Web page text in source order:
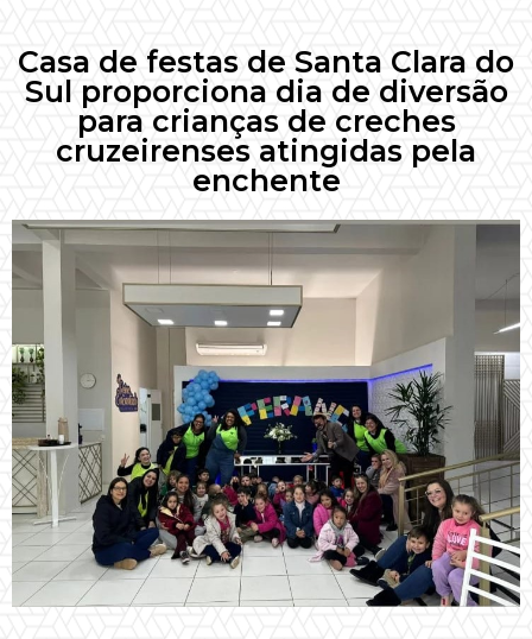
Casa de festas de Santa Clara do
Sul proporciona dia de diversão
para crianças de creches
cruzeirenses atingidas pela
enchente